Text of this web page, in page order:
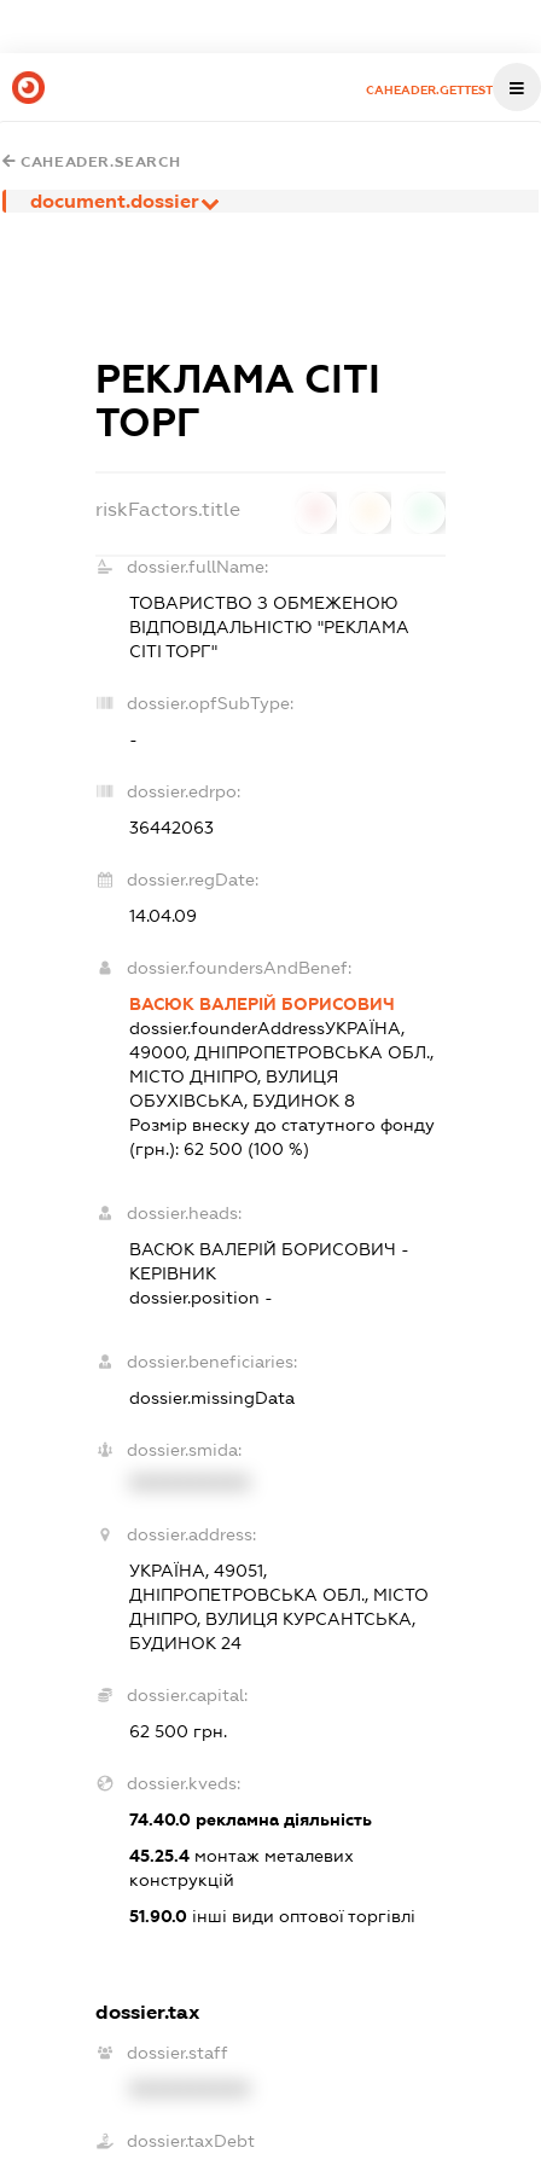
CAHEADER.GETTEST
CAHEADER.SEARCH
document.dossier
РЕКЛАМА СІТІ
ТОРГ
riskFactors.title
dossier.fullName:
ТОВАРИСТВО З ОБМЕЖЕНОЮ
ВІДПОВІДАЛЬНІСТЮ "РЕКЛАМА
СІТІ ТОРГ"
dossier.opfSubType:
-
dossier.edrpo:
36442063
dossier.regDate:
14.04.09
dossier.foundersAndBenef:
ВАСЮК ВАЛЕРІЙ БОРИСОВИЧ
dossier.founderAddressУКРАЇНА,
49000, ДНІПРОПЕТРОВСЬКА ОБЛ.,
МІСТО ДНІПРО, ВУЛИЦЯ
ОБУХІВСЬКА, БУДИНОК 8
Розмір внеску до статутного фонду
(грн.): 62 500 (100 %)
dossier.heads:
ВАСЮК ВАЛЕРІЙ БОРИСОВИЧ -
КЕРІВНИК
dossier.position -
dossier.beneficiaries:
dossier.missingData
dossier.smida:
dossier.address:
УКРАЇНА, 49051,
ДНІПРОПЕТРОВСЬКА ОБЛ., МІСТО
ДНІПРО, ВУЛИЦЯ КУРСАНТСЬКА,
БУДИНОК 24
dossier.capital:
62 500 грн.
dossier.kveds:
74.40.0рекламна діяльність
45.25.4монтаж металевих
конструкцій
51.90.0інші види оптової торгівлі
dossier.tax
dossier.staff
dossier.taxDebt